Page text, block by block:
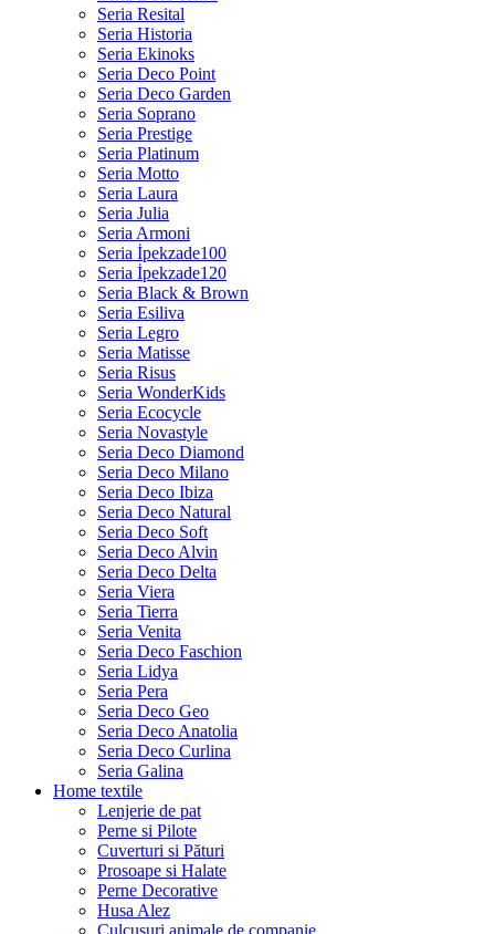
Seria Resital
Seria Historia
Seria Ekinoks
Seria Deco Point
Seria Deco Garden
Seria Soprano
Seria Prestige
Seria Platinum
Seria Motto
Seria Laura
Seria Julia
Seria Armoni
Seria İpekzade100
Seria İpekzade120
Seria Black & Brown
Seria Esiliva
Seria Legro
Seria Matisse
Seria Risus
Seria WonderKids
Seria Ecocycle
Seria Novastyle
Seria Deco Diamond
Seria Deco Milano
Seria Deco Ibiza
Seria Deco Natural
Seria Deco Soft
Seria Deco Alvin
Seria Deco Delta
Seria Viera
Seria Tierra
Seria Venita
Seria Deco Faschion
Seria Lidya
Seria Pera
Seria Deco Geo
Seria Deco Anatolia
Seria Deco Curlina
Seria Galina
Home textile
Lenjerie de pat
Perne si Pilote
Cuverturi si Pături
Prosoape si Halate
Perne Decorative
Husa Alez
Culcusuri animale de companie